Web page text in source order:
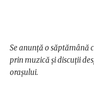
Se anunță o săptămână
prin muzică și discuții
orașului.